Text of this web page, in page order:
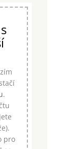
.
pro